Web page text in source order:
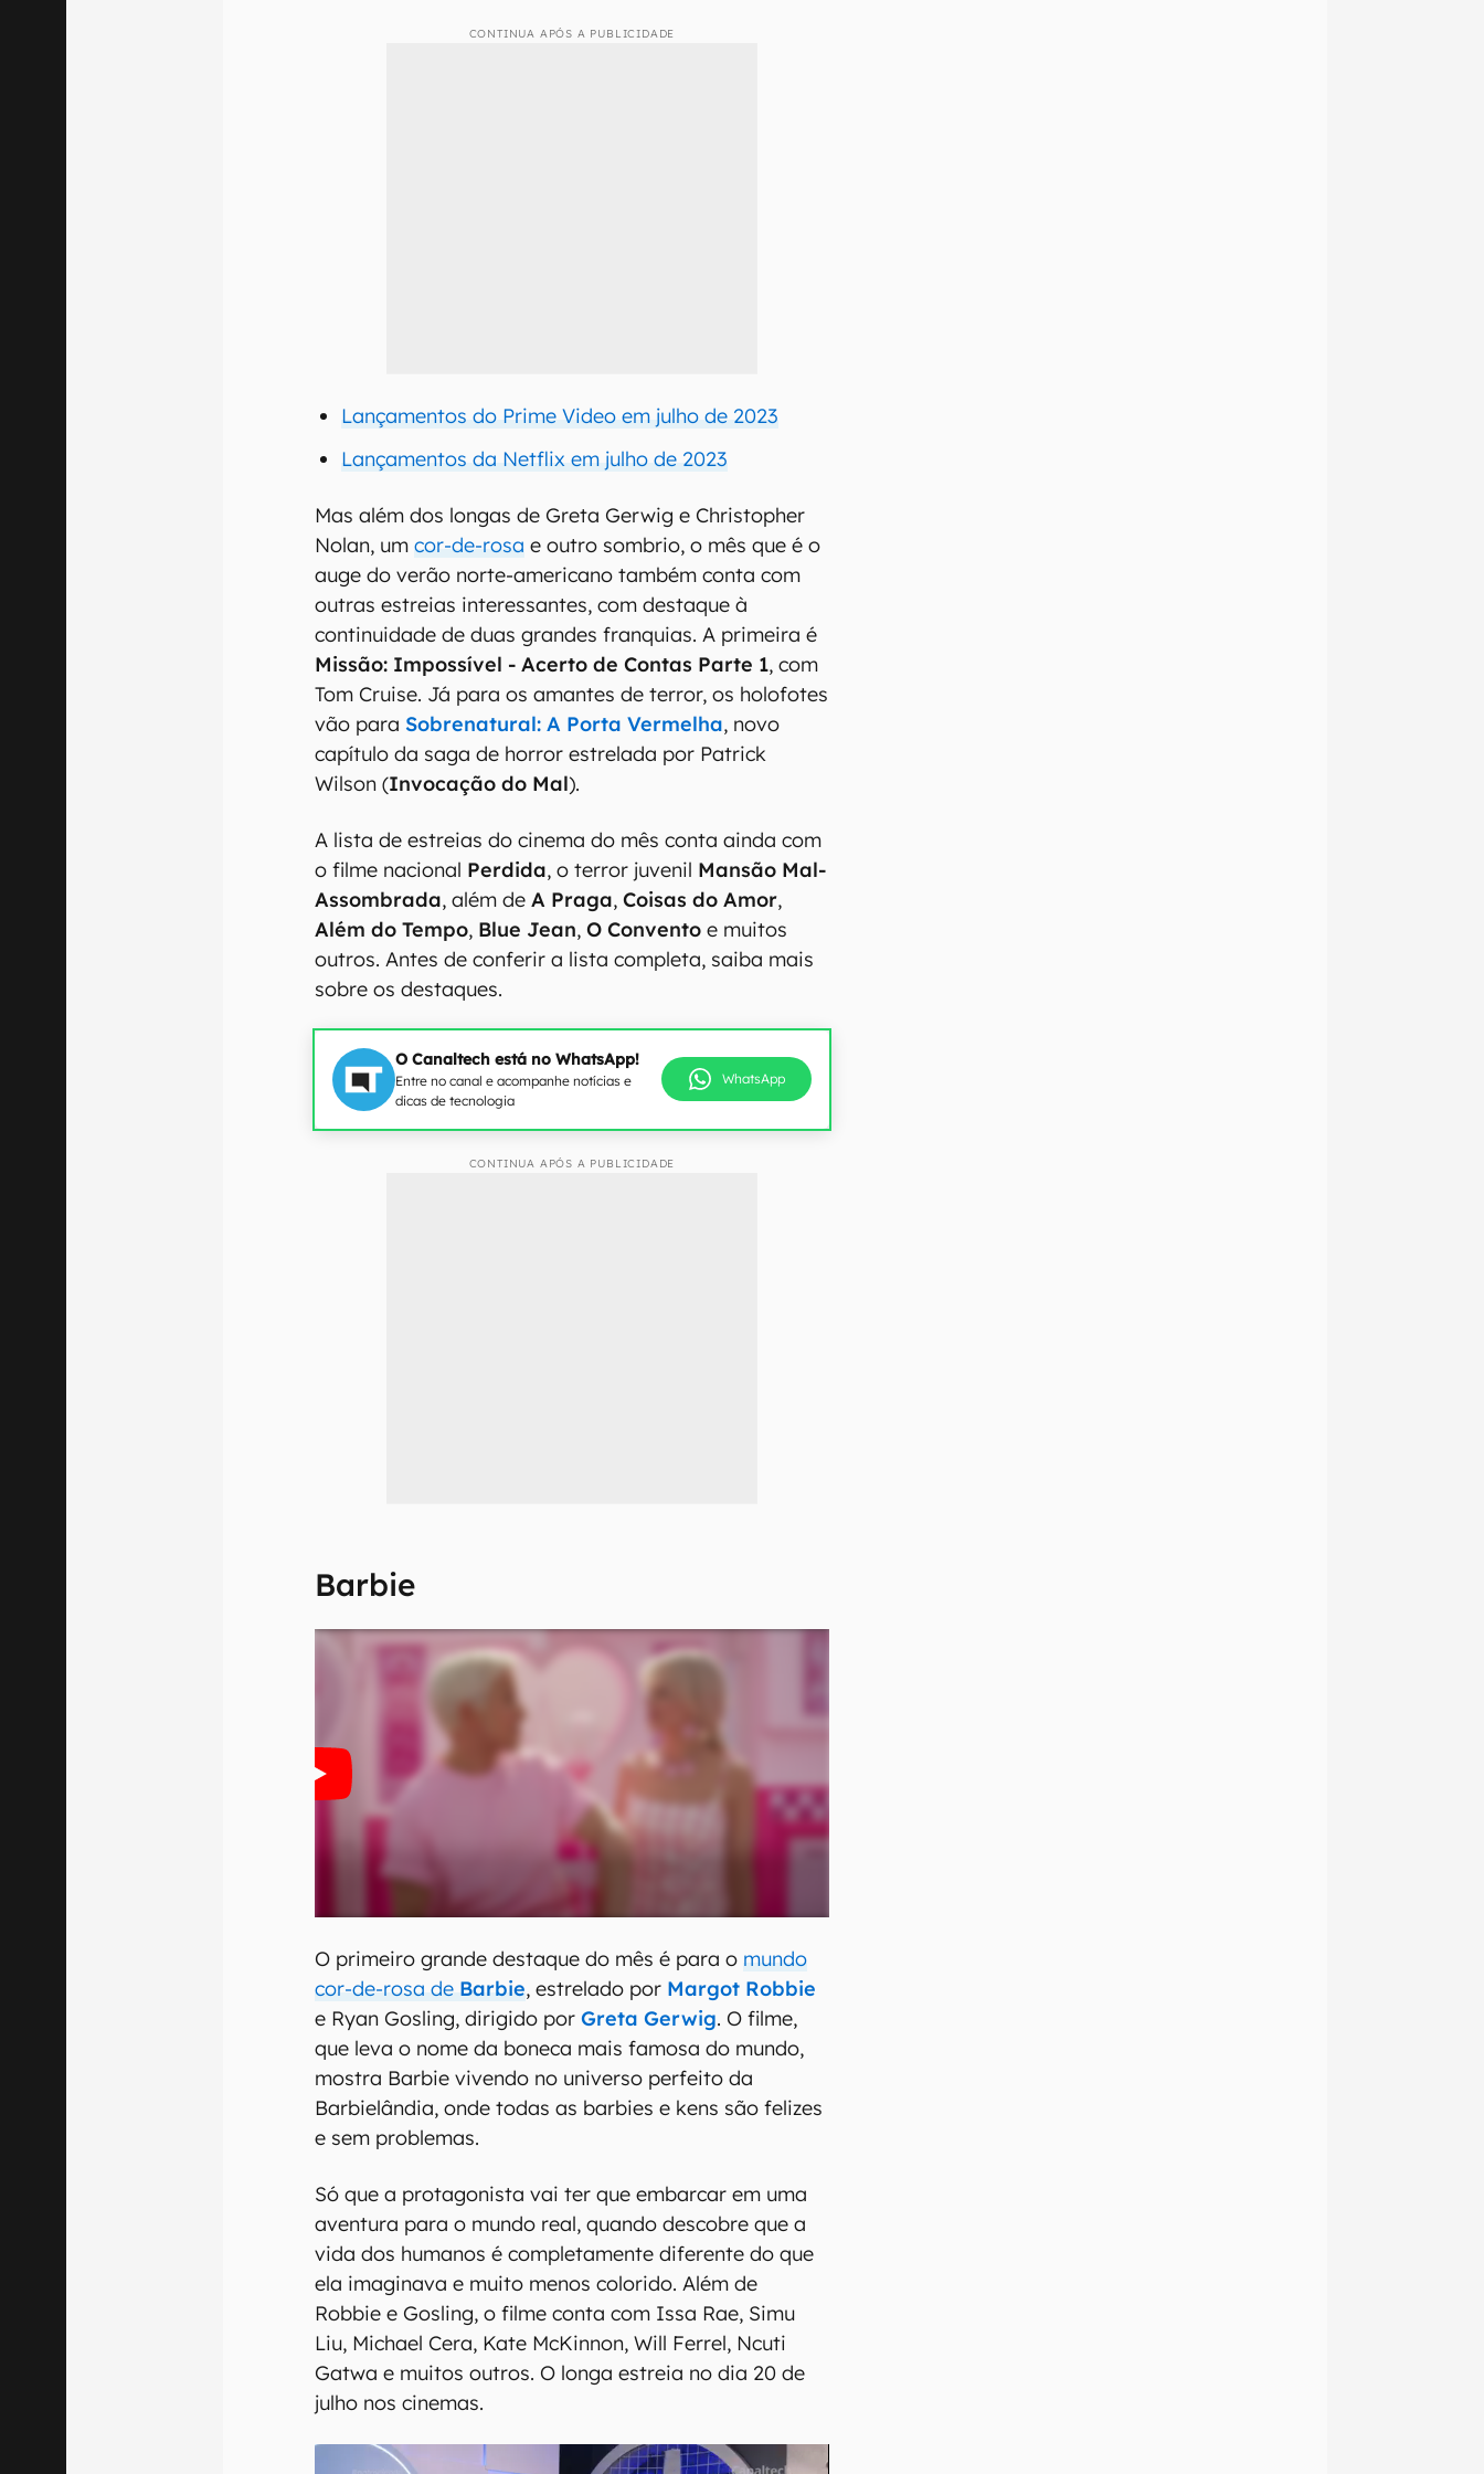
CONTINUA APÓS A PUBLICIDADE
Lançamentos do Prime Video em julho de 2023
Lançamentos da Netflix em julho de 2023
Mas além dos longas de Greta Gerwig e Christopher
Nolan, umcor-de-rosa e outro sombrio, o mês que é o
auge do verão norte-americano também conta com
outras estreias interessantes, com destaque à
continuidade de duas grandes franquias. A primeira é
Missão: Impossível - Acerto de Contas Parte 1, com
Tom Cruise. Já para os amantes de terror, os holofotes
vão paraSobrenatural: A Porta Vermelha, novo
capítulo da saga de horror estrelada por Patrick
Wilson (Invocação do Mal).
A lista de estreias do cinema do mês conta ainda com
o filme nacional Perdida, o terror juvenil Mansão Mal-
Assombrada, além deA Praga,Coisas do Amor,
Além do Tempo, Blue Jean,O Convento e muitos
outros. Antes de conferir a lista completa, saiba mais
sobre os destaques.
O Canaltech está no WhatsApp!
Entre no canal e acompanhe notícias e
dicas de tecnologia
WhatsApp
CONTINUA APÓS A PUBLICIDADE
Barbie
O primeiro grande destaque do mês é para o mundo
cor-de-rosa de Barbie, estrelado por Margot Robbie
e Ryan Gosling, dirigido porGreta Gerwig. O filme,
que leva o nome da boneca mais famosa do mundo,
mostra Barbie vivendo no universo perfeito da
Barbielândia, onde todas as barbies e kens são felizes
e sem problemas.
Só que a protagonista vai ter que embarcar em uma
aventura para o mundo real, quando descobre que a
vida dos humanos é completamente diferente do que
ela imaginava e muito menos colorido. Além de
Robbie e Gosling, o filme conta com Issa Rae, Simu
Liu, Michael Cera, Kate McKinnon, Will Ferrel, Ncuti
Gatwa e muitos outros. O longa estreia no dia 20 de
julho nos cinemas.